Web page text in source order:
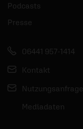
Podcasts
Presse
06441 957-1414
Kontakt
Nutzungsanfrage
Mediadaten